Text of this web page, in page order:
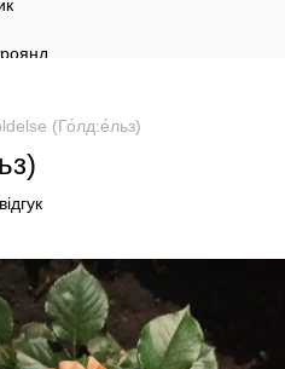
(Го́лд:е́льз)